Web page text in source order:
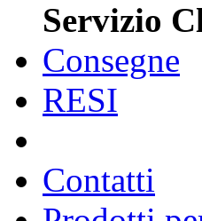
Servizio
Consegne
RESI
Contatti